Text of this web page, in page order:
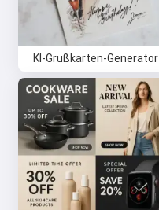
KI-Grußkarten-Generator